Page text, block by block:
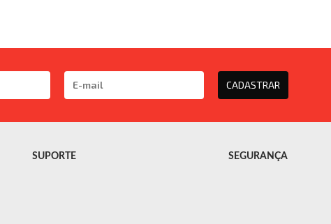
CADASTRAR
SUPORTE SEGURANÇA